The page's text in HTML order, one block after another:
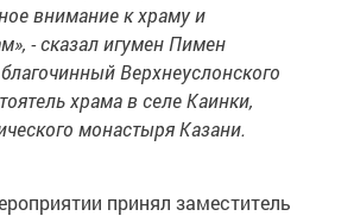
внимание к храму и
- сказал игумен Пимен
Верхнеуслонского
храма в селе Каинки,
монастыря Казани.
принял заместитель